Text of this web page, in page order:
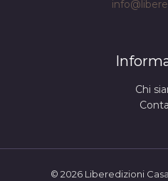
Chi
© 2026 Liberedizioni